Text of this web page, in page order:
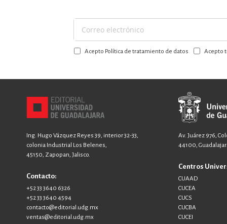
Suscríbase
a
nuestroAcepto Política de tratamiento de datos Acepto
Ing. Hugo Vázquez Reyes 39, interior 32-33,
colonia Industrial Los Belenes,
45150, Zapopan, Jalisco.
Contacto:
+52 33 3640 6326
+52 33 3640 4594
contacto@editorial.udg.mx
ventas@editorial.udg.mx
Av. Juárez 976,
44100,
Centros
CUAAD
CUCEA
CUCS
CUCBA
CUCEI